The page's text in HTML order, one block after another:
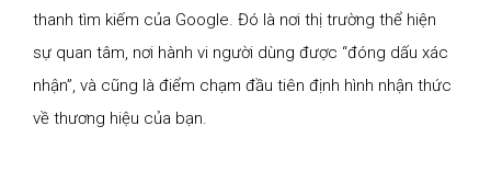
thanh tìm kiếm của Google. Đó là nơi thị trường thể hiện
sự quan tâm, nơi hành vi người dùng được “đóng dấu xác
nhận”, và cũng là điểm chạm đầu tiên định hình nhận thức
về thương hiệu của bạn.